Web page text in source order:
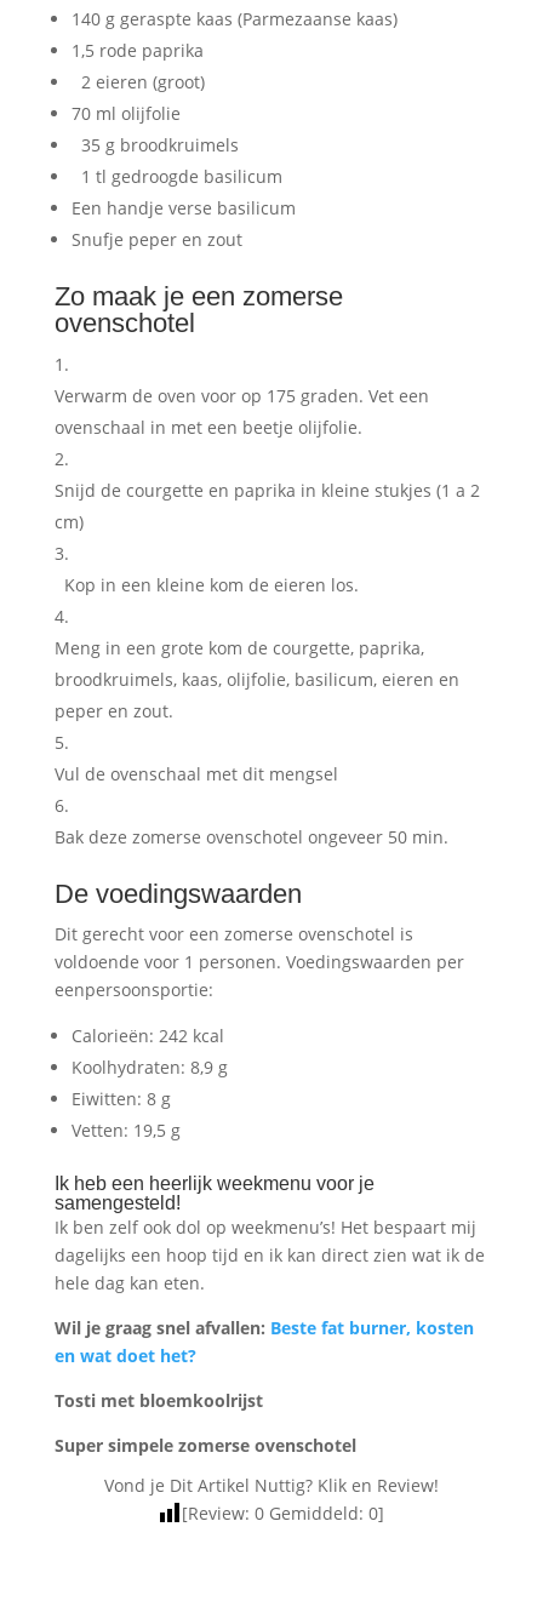
140 g geraspte kaas (Parmezaanse kaas)
1,5 rode paprika
2 eieren (groot)
70 ml olijfolie
35 g broodkruimels
1 tl gedroogde basilicum
Een handje verse basilicum
Snufje peper en zout
Zo maak je een zomerse
ovenschotel
Verwarm de oven voor op 175 graden. Vet een
ovenschaal in met een beetje olijfolie.
Snijd de courgette en paprika in kleine stukjes (1 a 2
cm)
Kop in een kleine kom de eieren los.
Meng in een grote kom de courgette, paprika,
broodkruimels, kaas, olijfolie, basilicum, eieren en
peper en zout.
Vul de ovenschaal met dit mengsel
Bak deze zomerse ovenschotel ongeveer 50 min.
De voedingswaarden
Dit gerecht voor een zomerse ovenschotel is
voldoende voor 1 personen. Voedingswaarden per
eenpersoonsportie:
Calorieën: 242 kcal
Koolhydraten: 8,9 g
Eiwitten: 8 g
Vetten: 19,5 g
Ik heb een heerlijk weekmenu voor je
samengesteld!
Ik ben zelf ook dol op weekmenu’s! Het bespaart mij
dagelijks een hoop tijd en ik kan direct zien wat ik de
hele dag kan eten.
Wil je graag snel afvallen: Beste fat burner, kosten
en wat doet het?
Tosti met bloemkoolrijst
Super simpele zomerse ovenschotel
Vond je Dit Artikel Nuttig? Klik en Review!
[Review:0 Gemiddeld:0]